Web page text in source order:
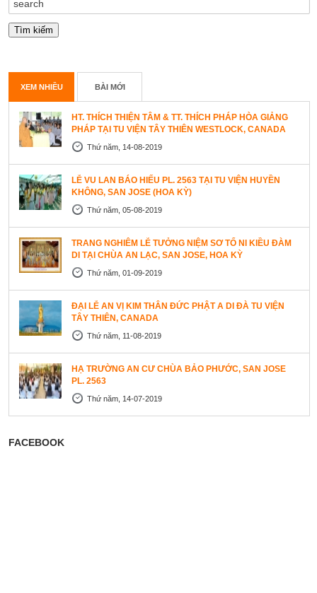
XEM NHIỀU BÀI MỚI
HT. THÍCH THIỆN TÂM & TT. THÍCH PHÁP HÒA GIẢNG
PHÁP TẠI TU VIỆN TÂY THIÊN WESTLOCK, CANADA
Thứ năm, 14-08-2019
LỄ VU LAN BÁO HIẾU PL. 2563 TẠI TU VIỆN HUYỀN
KHÔNG, SAN JOSE (HOA KỲ)
Thứ năm, 05-08-2019
TRANG NGHIÊM LỄ TƯỞNG NIỆM SƠ TỔ NI KIỀU ĐÀM
DI TẠI CHÙA AN LẠC, SAN JOSE, HOA KỲ
Thứ năm, 01-09-2019
ĐẠI LỄ AN VỊ KIM THÂN ĐỨC PHẬT A DI ĐÀ TU VIỆN
TÂY THIÊN, CANADA
Thứ năm, 11-08-2019
HẠ TRƯỜNG AN CƯ CHÙA BẢO PHƯỚC, SAN JOSE
PL. 2563
Thứ năm, 14-07-2019
FACEBOOK